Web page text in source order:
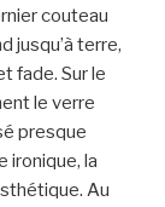
couteau
jusqu’à terre,
fade. Sur le
le verre
presque
ironique, la
Au